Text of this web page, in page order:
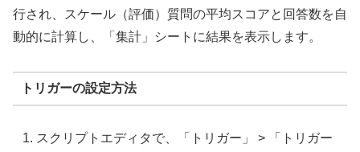
行され、スケール（評価）質問の平均スコアと回答数を自
動的に計算し、「集計」シートに結果を表示します。
トリガーの設定方法
スクリプトエディタで、「トリガー」 > 「トリガー